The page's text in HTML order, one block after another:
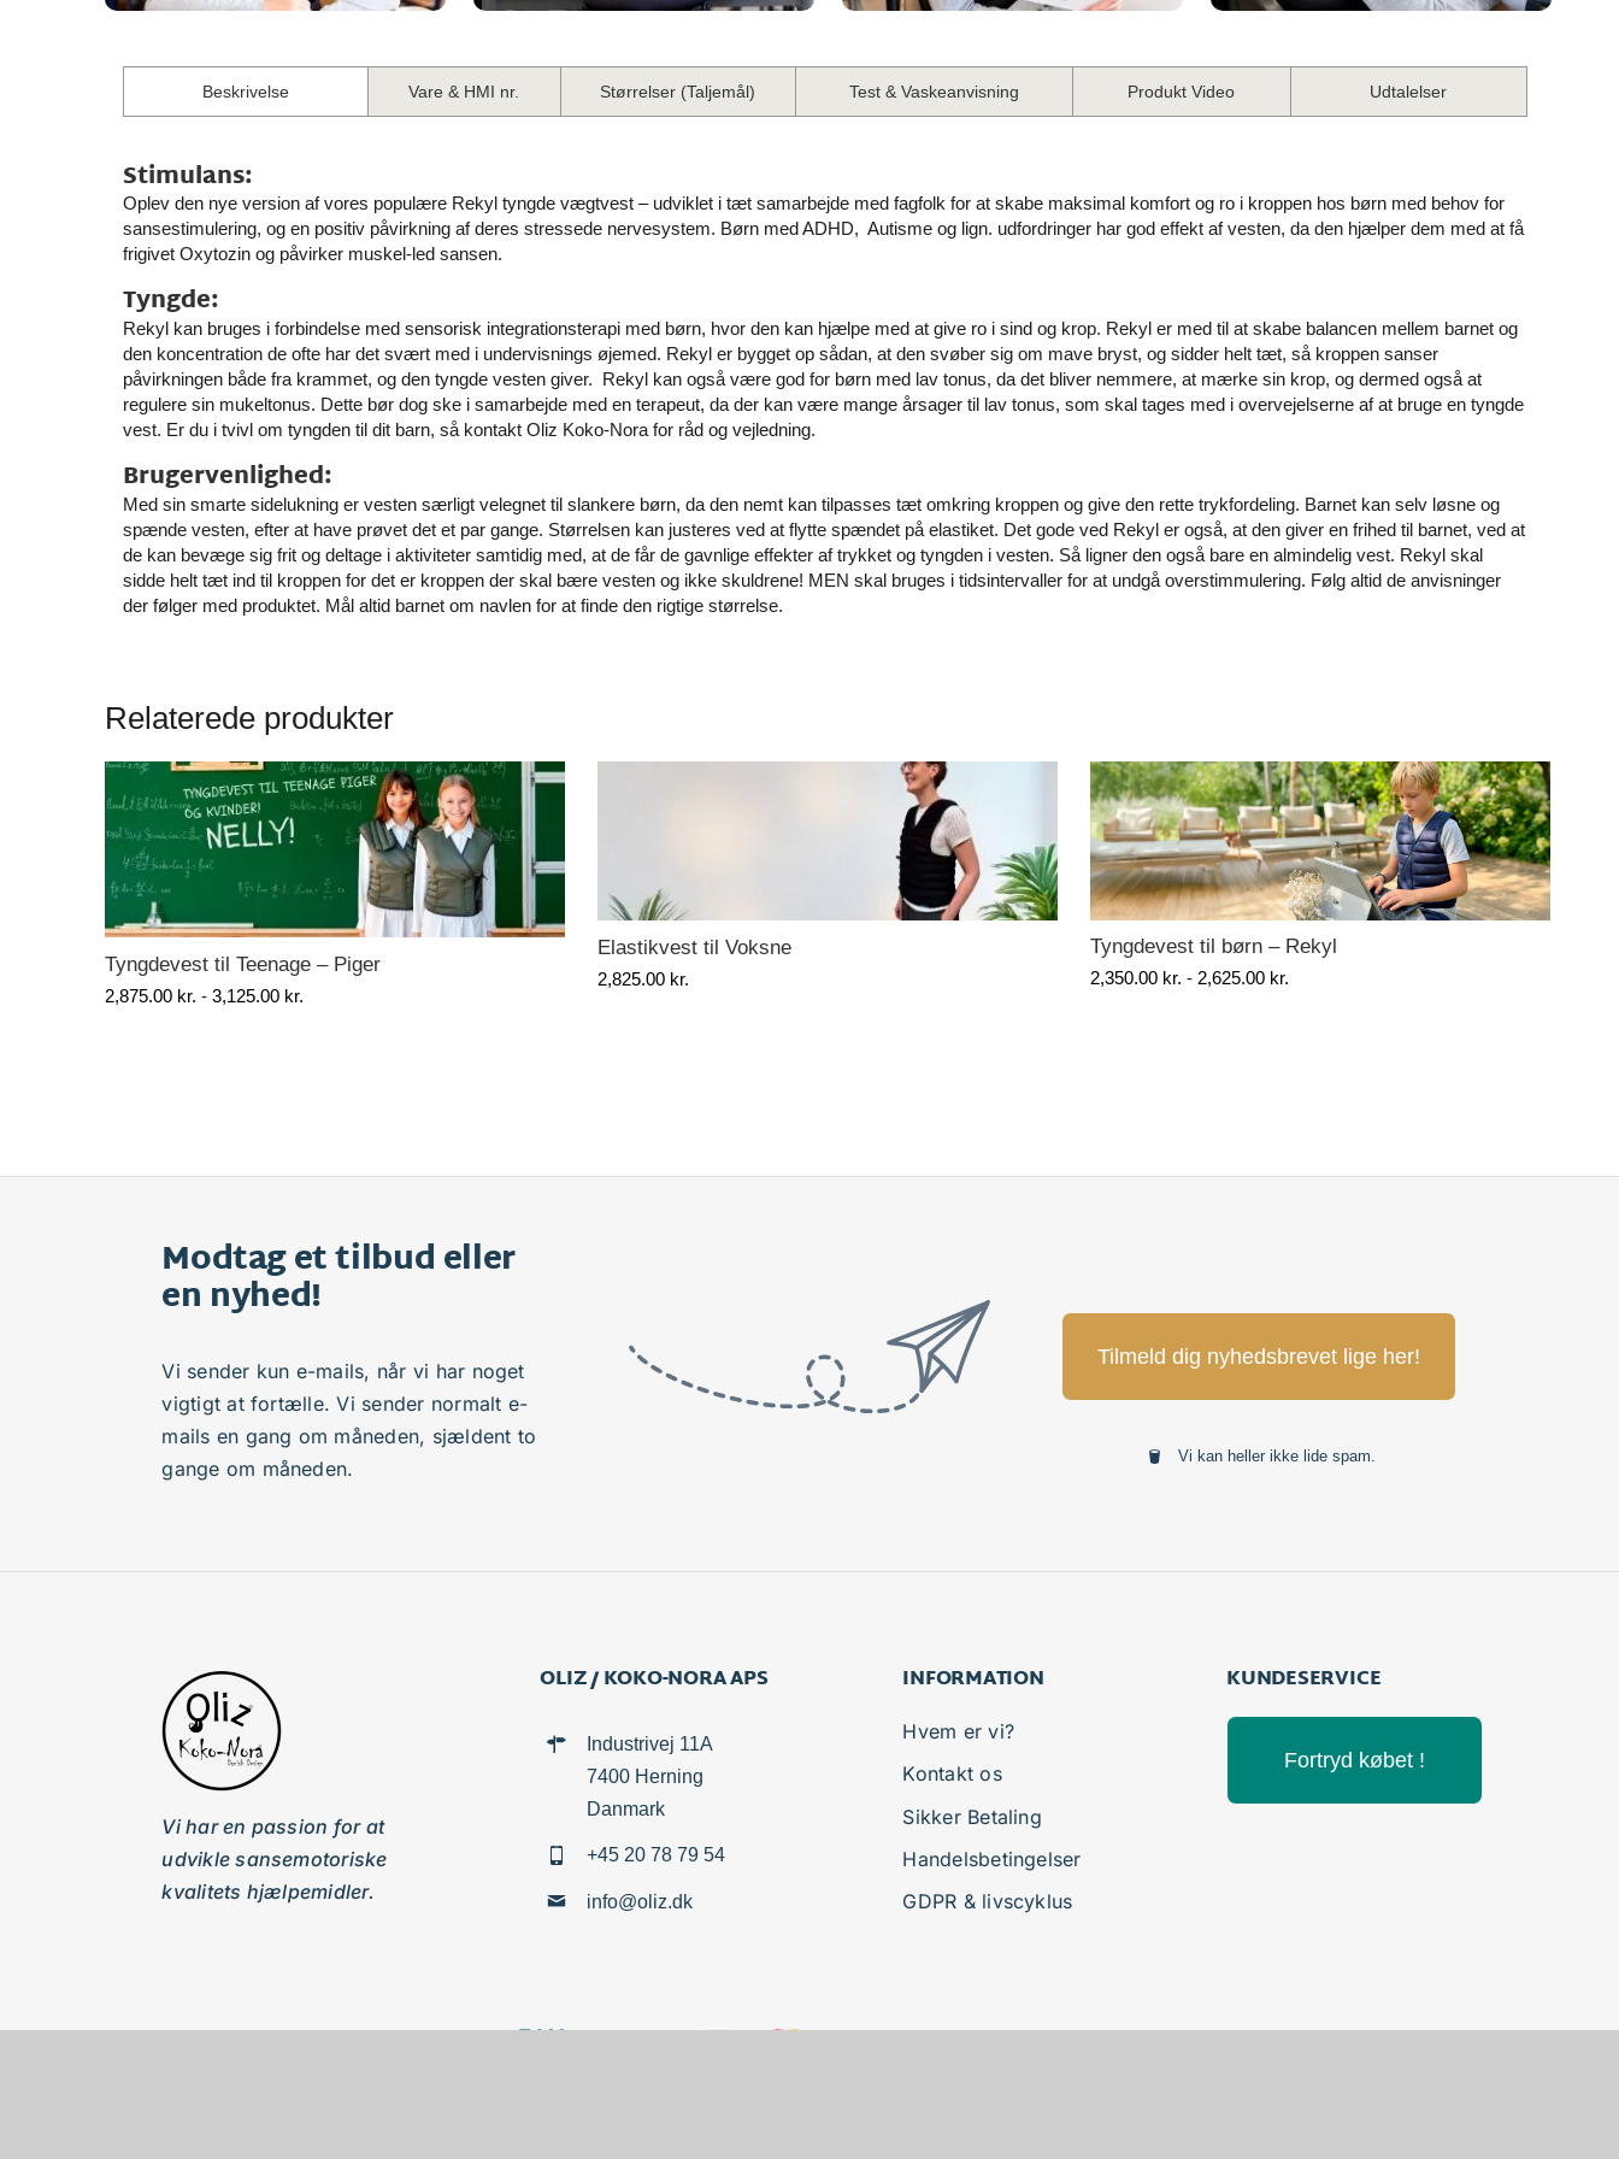
Beskrivelse Vare & HMI nr. Størrelser (Taljemål) Test & Vaskeanvisning Produkt Video Udtalelser
Stimulans:
Oplev den nye version af vores populære Rekyl tyngde vægtvest – udviklet i tæt samarbejde med fagfolk for at skabe maksimal komfort og ro i kroppen hos børn med behov for
sansestimulering, og en positiv påvirkning af deres stressede nervesystem. Børn med ADHD, Autisme og lign. udfordringer har god effekt af vesten, da den hjælper dem med at få
frigivet Oxytozin og påvirker muskel-led sansen.
Tyngde:
Rekyl kan bruges i forbindelse med sensorisk integrationsterapi med børn, hvor den kan hjælpe med at give ro i sind og krop. Rekyl er med til at skabe balancen mellem barnet og
den koncentration de ofte har det svært med i undervisnings øjemed. Rekyl er bygget op sådan, at den svøber sig om mave bryst, og sidder helt tæt, så kroppen sanser
påvirkningen både fra krammet, og den tyngde vesten giver. Rekyl kan også være god for børn med lav tonus, da det bliver nemmere, at mærke sin krop, og dermed også at
regulere sin mukeltonus. Dette bør dog ske i samarbejde med en terapeut, da der kan være mange årsager til lav tonus, som skal tages med i overvejelserne af at bruge en tyngde
vest. Er du i tvivl om tyngden til dit barn, så kontakt Oliz Koko-Nora for råd og vejledning.
Brugervenlighed:
Med sin smarte sidelukning er vesten særligt velegnet til slankere børn, da den nemt kan tilpasses tæt omkring kroppen og give den rette trykfordeling. Barnet kan selv løsne og
spænde vesten, efter at have prøvet det et par gange. Størrelsen kan justeres ved at flytte spændet på elastiket. Det gode ved Rekyl er også, at den giver en frihed til barnet, ved at
de kan bevæge sig frit og deltage i aktiviteter samtidig med, at de får de gavnlige effekter af trykket og tyngden i vesten. Så ligner den også bare en almindelig vest. Rekyl skal
sidde helt tæt ind til kroppen for det er kroppen der skal bære vesten og ikke skuldrene! MEN skal bruges i tidsintervaller for at undgå overstimmulering. Følg altid de anvisninger
der følger med produktet. Mål altid barnet om navlen for at finde den rigtige størrelse.
Relaterede produkter
Tyngdevest til Teenage – Piger
2,875.00 kr. - 3,125.00 kr.
Elastikvest til Voksne
2,825.00 kr.
Tyngdevest til børn – Rekyl
2,350.00 kr. - 2,625.00 kr.Prisinterval:
Modtag et tilbud eller
en nyhed!
Vi sender kun e-mails, når vi har noget
vigtigt at fortælle. Vi sender normalt e-
mails en gang om måneden, sjældent to
gange om måneden.
Tilmeld dig nyhedsbrevet lige her!
Vi kan heller ikke lide spam.
Vi har en passion for at
udvikle sansemotoriske
kvalitets hjælpemidler.
OLIZ / KOKO-NORA APS
Industrivej 11A
7400 Herning
Danmark
+45 20 78 79 54
info@oliz.dk
INFORMATION
Hvem er vi?
Kontakt os
Sikker Betaling
Handelsbetingelser
GDPR & livscyklus
KUNDESERVICE
Fortryd købet !